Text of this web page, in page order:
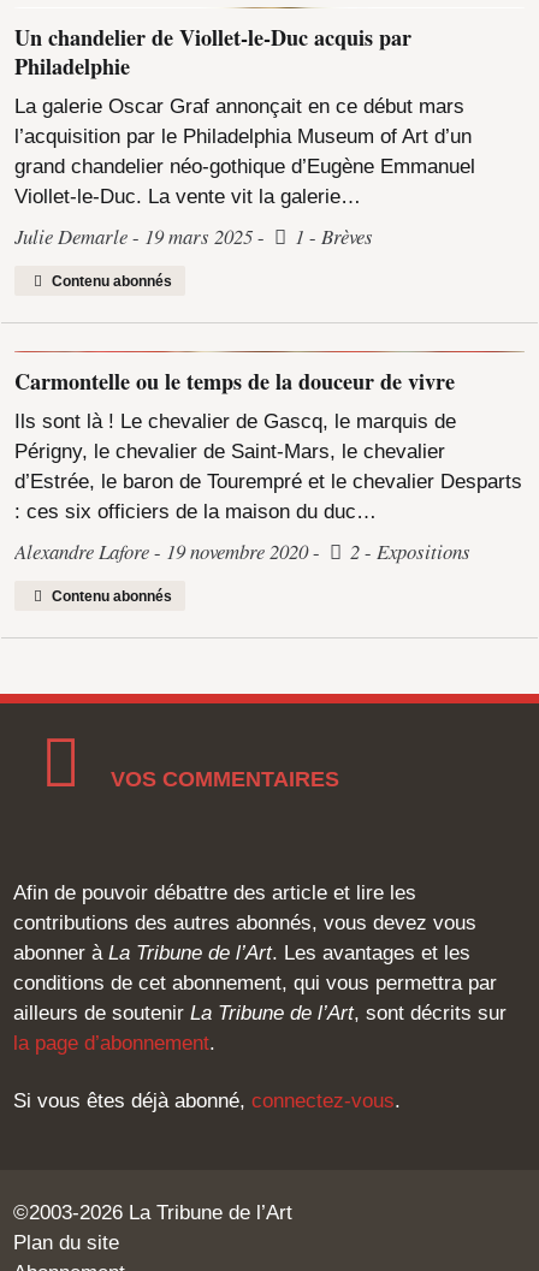
Un chandelier de Viollet-le-Duc acquis par
Philadelphie
La galerie Oscar Graf annonçait en ce début mars
l’acquisition par le Philadelphia Museum of Art d’un
grand chandelier néo-gothique d’Eugène Emmanuel
Viollet-le-Duc. La vente vit la galerie…
Julie Demarle 19 mars 2025 1 Brèves
Contenu abonnés
Carmontelle ou le temps de la douceur de vivre
Ils sont là ! Le chevalier de Gascq, le marquis de
Périgny, le chevalier de Saint-Mars, le chevalier
d’Estrée, le baron de Tourempré et le chevalier Desparts
: ces six officiers de la maison du duc…
Alexandre Lafore 19 novembre 2020 2 Expositions
Contenu abonnés
VOS COMMENTAIRES
Afin de pouvoir débattre des article et lire les
contributions des autres abonnés, vous devez vous
abonner àLa Tribune de l’Art. Les avantages et les
conditions de cet abonnement, qui vous permettra par
ailleurs de soutenirLa Tribune de l’Art, sont décrits sur
la page d’abonnement.
Si vous êtes déjà abonné,connectez-vous.
©2003-2026 La Tribune de l’Art
Plan du site